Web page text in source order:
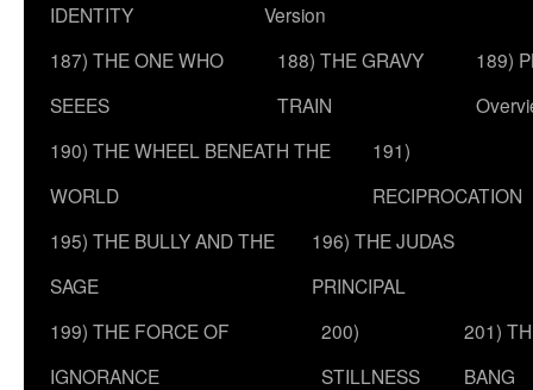
IDENTITY
Version
187) THE ONE WHO
SEEES
188) THE GRAVY
TRAIN
189)
190) THE WHEEL BENEATH THE
WORLD
191)
RECIPROCATION
195) THE BULLY AND THE
SAGE
196) THE JUDAS
PRINCIPAL
199) THE FORCE OF
IGNORANCE
200)
STILLNESS
201)
BANG